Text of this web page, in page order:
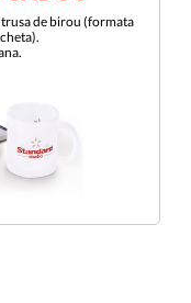
de birou (formata